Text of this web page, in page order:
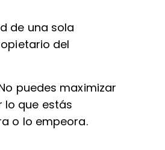
de una sola
del
puedes maximizar
lo que estás
o lo empeora.